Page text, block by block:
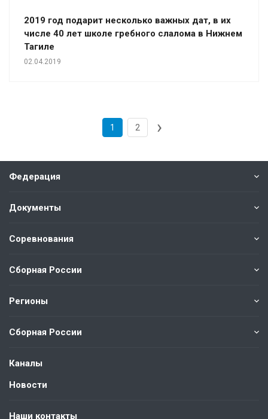
2019 год подарит несколько важных дат, в их
числе 40 лет школе гребного слалома в Нижнем
Тагиле
02.04.2019
1 2 ›
Федерация
Документы
Соревнования
Сборная России
Регионы
Сборная России
Каналы
Новости
Наши контакты